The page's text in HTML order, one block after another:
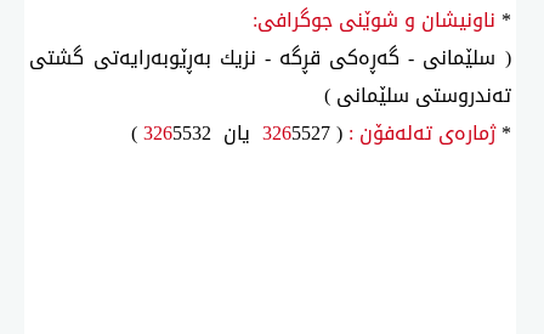
* ناونیشان و شوێنی جوگرافی:
( سلێمانی - گەڕەكی قڕگە - نزیك بەڕێوبەرایەتی گشتی
تەندروستی سلێمانی )
*ژمارەی تەلەفۆن :(
3265527 یان 3265532 )